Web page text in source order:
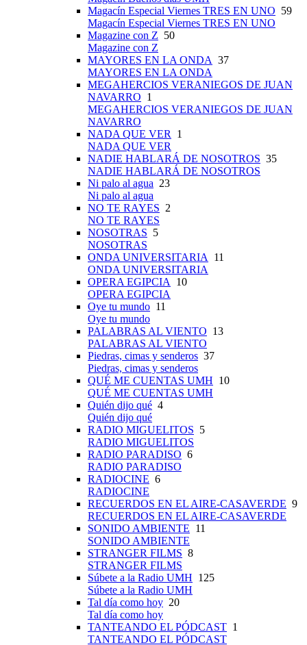
Magacín Especial Viernes TRES EN UNO 59
Magacín Especial Viernes TRES EN UNO
Magazine con Z 50
Magazine con Z
MAYORES EN LA ONDA 37
MAYORES EN LA ONDA
MEGAHERCIOS VERANIEGOS DE JUAN
NAVARRO 1
MEGAHERCIOS VERANIEGOS DE JUAN
NAVARRO
NADA QUE VER 1
NADA QUE VER
NADIE HABLARÁ DE NOSOTROS 35
NADIE HABLARÁ DE NOSOTROS
Ni palo al agua 23
Ni palo al agua
NO TE RAYES 2
NO TE RAYES
NOSOTRAS 5
NOSOTRAS
ONDA UNIVERSITARIA 11
ONDA UNIVERSITARIA
OPERA EGIPCIA 10
OPERA EGIPCIA
Oye tu mundo 11
Oye tu mundo
PALABRAS AL VIENTO 13
PALABRAS AL VIENTO
Piedras, cimas y senderos 37
Piedras, cimas y senderos
QUÉ ME CUENTAS UMH 10
QUÉ ME CUENTAS UMH
Quién dijo qué 4
Quién dijo qué
RADIO MIGUELITOS 5
RADIO MIGUELITOS
RADIO PARADISO 6
RADIO PARADISO
RADIOCINE 6
RADIOCINE
RECUERDOS EN EL AIRE-CASAVERDE 9
RECUERDOS EN EL AIRE-CASAVERDE
SONIDO AMBIENTE 11
SONIDO AMBIENTE
STRANGER FILMS 8
STRANGER FILMS
Súbete a la Radio UMH 125
Súbete a la Radio UMH
Tal día como hoy 20
Tal día como hoy
TANTEANDO EL PÓDCAST 1
TANTEANDO EL PÓDCAST